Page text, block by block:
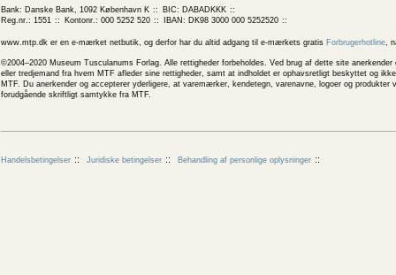
Bank: Danske Bank, 1092 København K
BIC: DABADKKK
Reg.nr.: 1551
Kontonr.: 000 5252 520 IBAN: DK98 3000 000 5252520
www.mtp.dk er en e-mærket netbutik, og derfor har du altid adgang til e-mærkets gratis Forbrugerhotline,
©2004–2020 Museum Tusculanums Forlag. Alle rettigheder forbeholdes. Ved brug af dette site
eller tredjemand fra hvem MTF afleder sine rettigheder, samt at indholdet er ophavsretligt beskyttet og
MTF. Du anerkender og accepterer yderligere, at varemærker, kendetegn, varenavne, logoer og
forudgående skriftligt samtykke fra MTF.
Handelsbetingelser Juridiske betingelser Behandling af personlige oplysninger